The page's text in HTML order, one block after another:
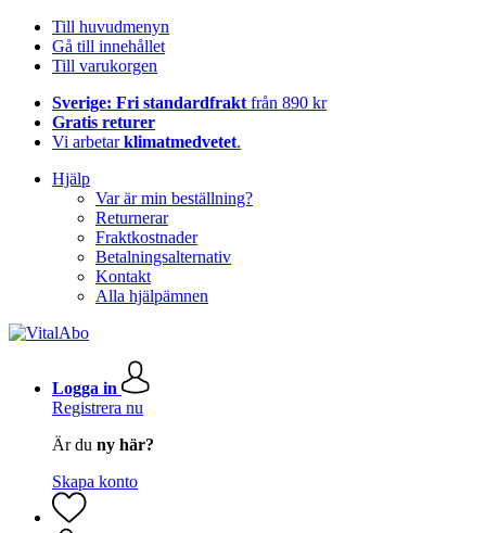
Till huvudmenyn
Gå till innehållet
Till varukorgen
Sverige: Fri standardfrakt från 890 kr
Gratis returer
Vi arbetarklimatmedvetet.
Hjälp
Var är min beställning?
Returnerar
Fraktkostnader
Betalningsalternativ
Kontakt
Alla hjälpämnen
Logga in
Registrera nu
Är du ny här?
Skapa konto